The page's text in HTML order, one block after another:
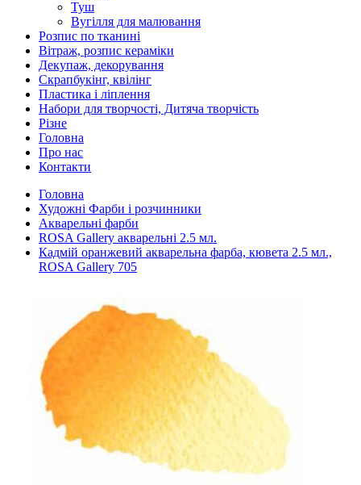
Туш
Вугілля для малювання
Розпис по тканині
Вітраж, розпис кераміки
Декупаж, декорування
Скрапбукінг, квілінг
Пластика і ліплення
Набори для творчості, Дитяча творчість
Різне
Головна
Про нас
Контакти
Головна
Художні Фарби і розчинники
Акварельні фарби
ROSA Gallery акварельні 2.5 мл.
Кадмій оранжевий акварельна фарба, кювета 2.5 мл.,
ROSA Gallery 705